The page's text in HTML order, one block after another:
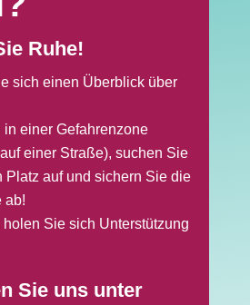
Ruhe!
sich einen Überblick über
einer Gefahrenzone
einer Straße), suchen Sie
Platz auf und sichern Sie die
ab!
Sie sich Unterstützung
Sie uns unter